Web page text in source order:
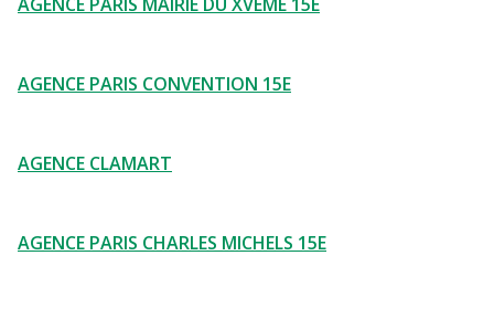
AGENCE PARIS CONVENTION 15E
AGENCE CLAMART
AGENCE PARIS CHARLES MICHELS 15E